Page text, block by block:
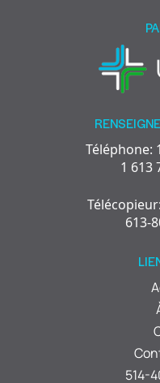
Téléphone:
1 613
613-
514-